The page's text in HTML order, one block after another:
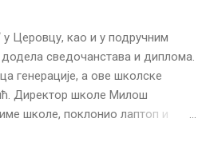
Церовцу, као и у подручним
сведочанстава и диплома.
генерације, а ове школске
Директор школе Милош
школе, поклонио лаптоп и